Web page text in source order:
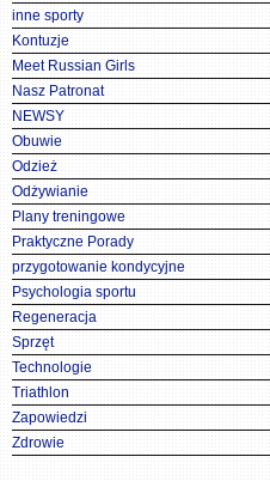
inne sporty
Kontuzje
Meet Russian Girls
Nasz Patronat
NEWSY
Obuwie
Odzież
Odżywianie
Plany treningowe
Praktyczne Porady
przygotowanie kondycyjne
Psychologia sportu
Regeneracja
Sprzęt
Technologie
Triathlon
Zapowiedzi
Zdrowie